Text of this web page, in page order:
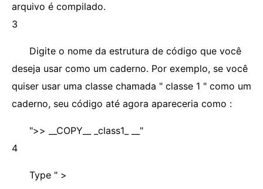
arquivo é compilado.
3
Digite o nome da estrutura de código que você
deseja usar como um caderno. Por exemplo, se você
quiser usar uma classe chamada " classe 1 " como um
caderno, seu código até agora apareceria como :
">> __COPY__ _class1_ __"
4
Type " >